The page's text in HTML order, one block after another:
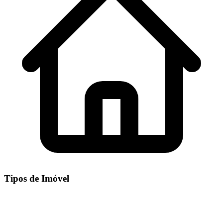
Tipos de Imóvel